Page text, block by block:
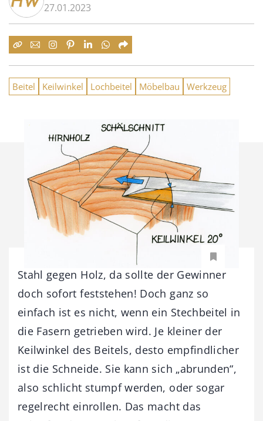
27.01.2023
Beitel Keilwinkel Lochbeitel Möbelbau Werkzeug
Stahl gegen Holz, da sollte der Gewinner
doch sofort feststehen! Doch ganz so
einfach ist es nicht, wenn ein Stechbeitel in
die Fasern getrieben wird. Je kleiner der
Keilwinkel des Beitels, desto empfindlicher
ist die Schneide. Sie kann sich „abrunden“,
also schlicht stumpf werden, oder sogar
regelrecht einrollen. Das macht das